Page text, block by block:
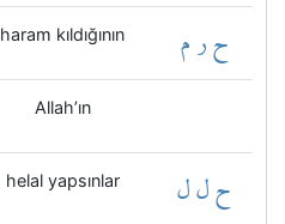
haram kıldığının ح ر م
Allah’ın
helal yapsınlar ح ل ل